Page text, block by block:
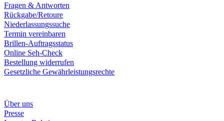
Fragen & Antworten
Rückgabe/Retoure
Niederlassungssuche
Termin vereinbaren
Brillen-Auftragsstatus
Online Seh-Check
Bestellung widerrufen
Gesetzliche Gewährleistungsrechte
Über uns
Presse